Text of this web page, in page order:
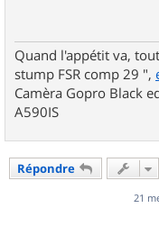
Quand l'appétit va,
stump FSR comp 29 ",
Camèra Gopro Black
A590IS
Répondre
21